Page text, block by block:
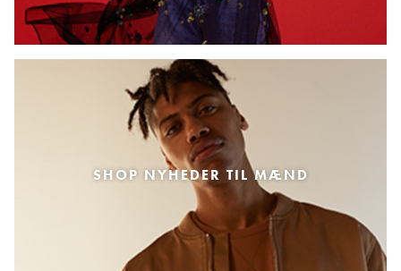
SHOP NYHEDER TIL MÆND